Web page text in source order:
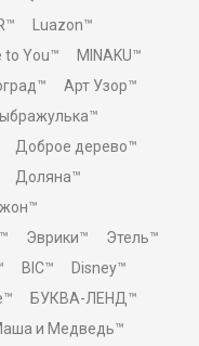
Luazon™
to You™
MINAKU™
Арт Узор™
Доброе дерево™
Доляна™
Эврики™
Этель™
BIC™
Disney™
БУКВА-ЛЕНД™
и Медведь™